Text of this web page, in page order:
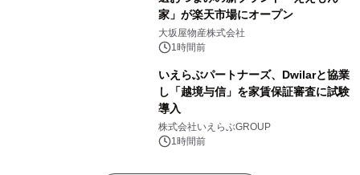
家」が楽天市場にオープン
大坂屋物産株式会社
1時間前
いえらぶパートナーズ、Dwilarと協業
し「越境与信」を家賃保証審査に試験
導入
株式会社いえらぶGROUP
1時間前